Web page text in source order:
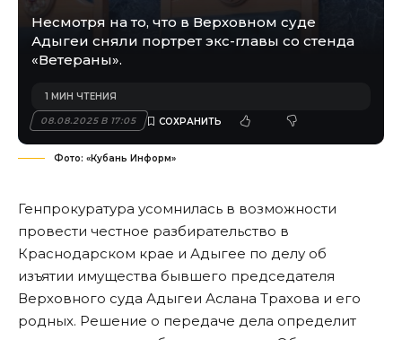
Несмотря на то, что в Верховном суде
Адыгеи сняли портрет экс-главы со стенда
«Ветераны».
08.08.2025 В 17:05
1 МИН ЧТЕНИЯ
Фото: «Кубань Информ»
Генпрокуратура усомнилась в возможности
провести честное разбирательство в
Краснодарском крае и Адыгее по делу об
изъятии имущества бывшего председателя
Верховного суда Адыгеи Аслана Трахова и его
родных. Решение о передаче дела определит